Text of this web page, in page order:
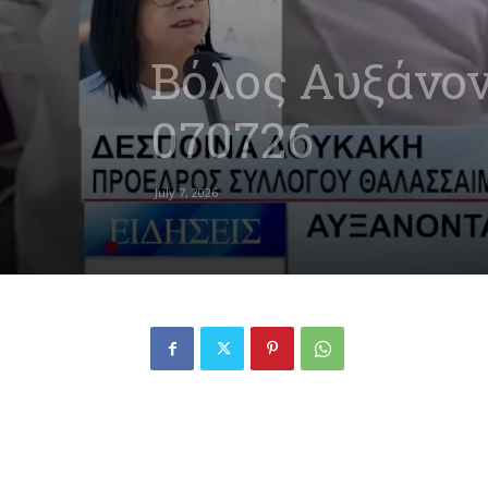
Βόλος
070726
July 7, 2026